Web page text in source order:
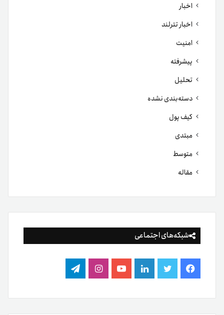
اخبار
اخبار تترلند
امنیت
پیشرفته
تحلیل
دسته‌بندی نشده
کیف پول
مبتدی
متوسط
مقاله
شبکه‌های اجتماعی
فیس
بوک
توییتر لینکدینیوتیوباینستاگرام
تلگرام